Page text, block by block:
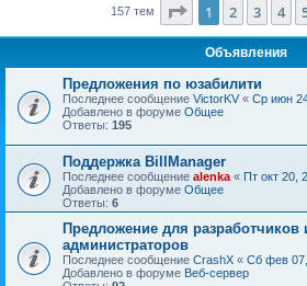
157 тем Страница из
1 2 3 4
Объявления
Предложения по юзабилити
Последнее сообщение VictorKV « Ср июн
Добавлено в форуме Общее
Ответы: 195
Поддержка BillManager
Последнее сообщение alenka « Пт окт 20,
Добавлено в форуме Общее
Ответы: 6
Предложение для разработчиков
администраторов
Последнее сообщение CrashX « Сб фев
Добавлено в форуме Веб-сервер